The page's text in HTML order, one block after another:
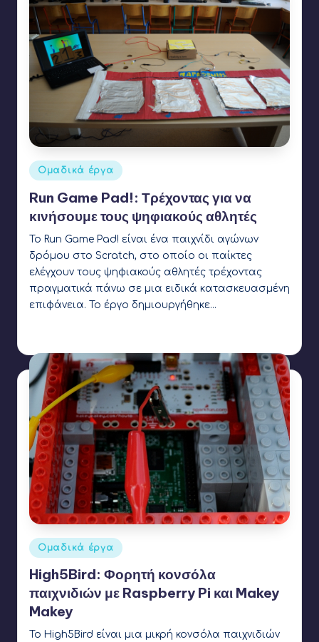
Αναρτήθηκε
σε
Ομαδικά έργα
Run Game Pad!: Τρέχοντας για να
κινήσουμε τους ψηφιακούς αθλητές
Το Run Game Pad! είναι ένα παιχνίδι αγώνων
δρόμου στο Scratch, στο οποίο οι παίκτες
ελέγχουν τους ψηφιακούς αθλητές τρέχοντας
πραγματικά πάνω σε μια ειδικά κατασκευασμένη
επιφάνεια. Το έργο δημιουργήθηκε…
Αναρτήθηκε
σε
Ομαδικά έργα
High5Bird: Φορητή κονσόλα
παιχνιδιών με Raspberry Pi και Makey
Makey
Το High5Bird είναι μια μικρή κονσόλα παιχνιδιών